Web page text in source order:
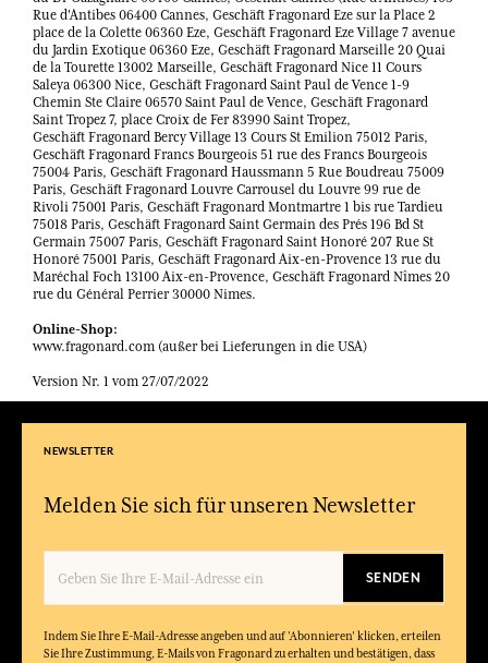
Rue d'Antibes 06400 Cannes, Geschäft Fragonard Eze sur la Place 2
place de la Colette 06360 Eze, Geschäft Fragonard Eze Village 7 avenue
du Jardin Exotique 06360 Eze, Geschäft Fragonard Marseille 20 Quai
de la Tourette 13002 Marseille, Geschäft Fragonard Nice 11 Cours
Saleya 06300 Nice, Geschäft Fragonard Saint Paul de Vence 1-9
Chemin Ste Claire 06570 Saint Paul de Vence, Geschäft Fragonard
Saint Tropez 7, place Croix de Fer 83990 Saint Tropez,
Geschäft Fragonard Bercy Village 13 Cours St Emilion 75012 Paris,
Geschäft Fragonard Francs Bourgeois 51 rue des Francs Bourgeois
75004 Paris, Geschäft Fragonard Haussmann 5 Rue Boudreau 75009
Paris, Geschäft Fragonard Louvre Carrousel du Louvre 99 rue de
Rivoli 75001 Paris, Geschäft Fragonard Montmartre 1 bis rue Tardieu
75018 Paris, Geschäft Fragonard Saint Germain des Prés 196 Bd St
Germain 75007 Paris, Geschäft Fragonard Saint Honoré 207 Rue St
Honoré 75001 Paris, Geschäft Fragonard Aix-en-Provence 13 rue du
Maréchal Foch 13100 Aix-en-Provence, Geschäft Fragonard Nîmes 20
rue du Général Perrier 30000 Nimes.
Online-Shop:
www.fragonard.com (außer bei Lieferungen in die USA)
Version Nr. 1 vom 27/07/2022
NEWSLETTER
Melden Sie sich für unseren Newsletter
SENDEN
Indem Sie Ihre E-Mail-Adresse angeben und auf 'Abonnieren' klicken, erteilen
Sie Ihre Zustimmung, E-Mails von Fragonard zu erhalten und bestätigen, dass